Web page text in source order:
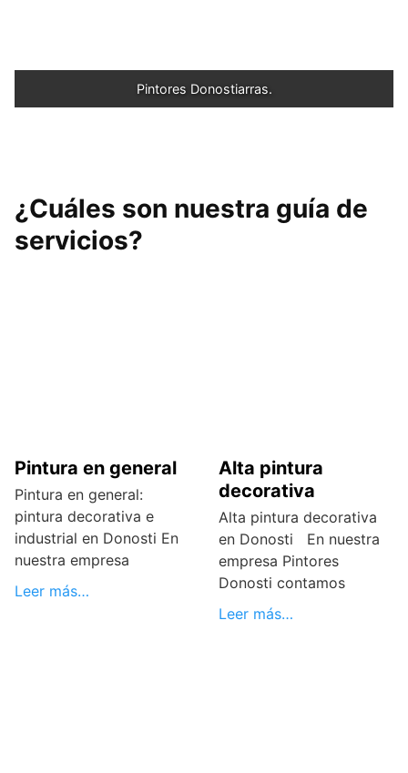
Pintores Donostiarras.
¿Cuáles son nuestra guía de
servicios?
Pintura en general
Pintura en general:
pintura decorativa e
industrial en Donosti En
nuestra empresa
Leer más…
Alta pintura
decorativa
Alta pintura decorativa
en Donosti En nuestra
empresa Pintores
Donosti contamos
Leer más…